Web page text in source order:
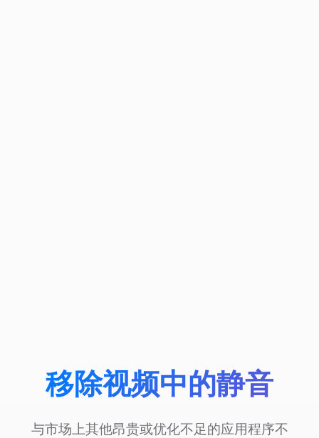
移除视频中的静音
与市场上其他昂贵或优化不足的应用程序不